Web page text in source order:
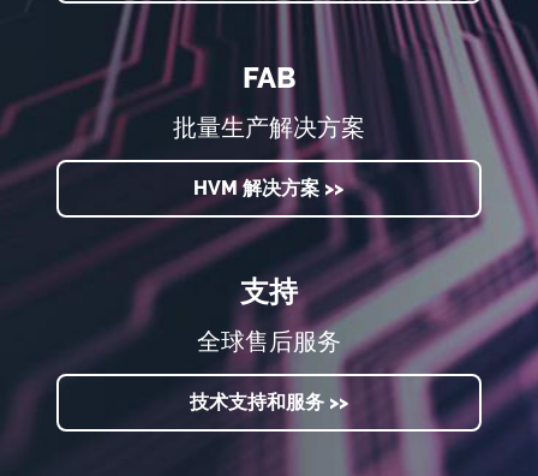
FAB
批量生产解决方案
HVM 解决方案 >>
支持
全球售后服务
技术支持和服务 >>